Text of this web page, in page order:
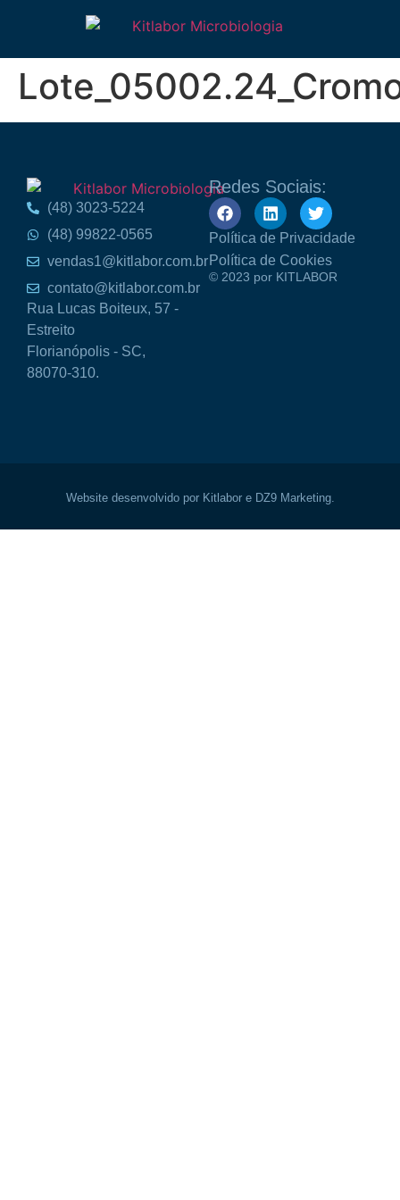
(48) 3023-5224
(48) 99822-0565
vendas1@kitlabor.com.br
contato@kitlabor.com.br
Rua Lucas Boiteux, 57 -
Estreito
Florianópolis - SC,
88070-310.
Redes Sociais:
Política de Privacidade
Política de Cookies
© 2023 por KITLABOR
Website desenvolvido por Kitlabor e DZ9 Marketing.